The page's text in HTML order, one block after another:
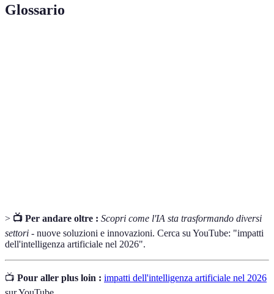
Glossario
> 📺 Per andare oltre : Scopri come l'IA sta trasformando diversi
settori - nuove soluzioni e innovazioni. Cerca su YouTube: "impatti
dell'intelligenza artificiale nel 2026".
📺 Pour aller plus loin : impatti dell'intelligenza artificiale nel 2026